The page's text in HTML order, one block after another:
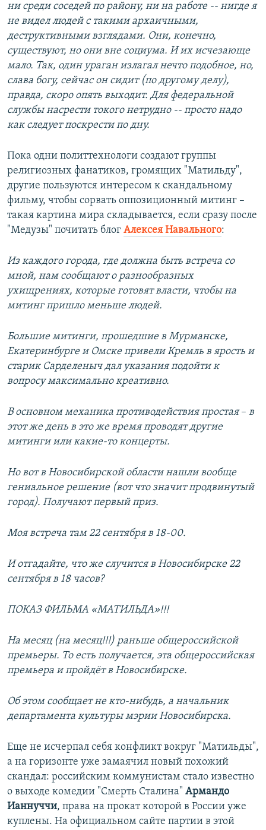
ни среди соседей по району, ни на работе -- нигде я
не видел людей с такими архаичными,
деструктивными взглядами. Они, конечно,
существуют, но они вне социума. И их исчезающе
мало. Так, один ураган излагал нечто подобное, но,
слава богу, сейчас он сидит (по другому делу),
правда, скоро опять выходит. Для федеральной
службы насрести токого нетрудно -- просто надо
как следует поскрести по дну.
Пока одни политтехнологи создают группы
религиозных фанатиков, громящих "Матильду",
другие пользуются интересом к скандальному
фильму, чтобы сорвать оппозиционный митинг –
такая картина мира складывается, если сразу после
"Медузы" почитать блог Алексея Навального:
Из каждого города, где должна быть встреча со
мной, нам сообщают о разнообразных
ухищрениях, которые готовят власти, чтобы на
митинг пришло меньше людей.
Большие митинги, прошедшие в Мурманске,
Екатеринбурге и Омске привели Кремль в ярость и
старик Сарделеныч дал указания подойти к
вопросу максимально креативно.
В основном механика противодействия простая–​ в
этот же день в это же время проводят другие
митинги или какие-то концерты.
Но вот в Новосибирской области нашли вообще
гениальное решение (вот что значит продвинутый
город). Получают первый приз.
Моя встреча там 22 сентября в 18-00.
И отгадайте, что же случится в Новосибирске 22
сентября в 18 часов?
ПОКАЗ ФИЛЬМА «МАТИЛЬДА»!!!
На месяц (на месяц!!!) раньше общероссийской
премьеры. То есть получается, эта общероссийская
премьера и пройдёт в Новосибирске.
Об этом сообщает не кто-нибудь, а начальник
департамента культуры мэрии Новосибирска.
Еще не исчерпал себя конфликт вокруг "Матильды",
а на горизонте уже замаячил новый похожий
скандал: российским коммунистам стало известно
о выходе комедии "Смерть Сталина" Армандо
Ианнуччи, права на прокат которой в России уже
куплены. На официальном сайте партии в этой